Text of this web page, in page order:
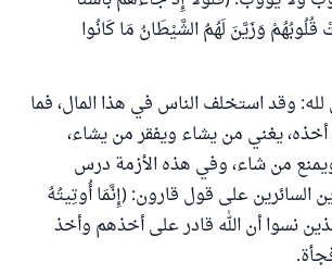
وَزَيَّنَ لَهُمُ الشَّيْطَانُ مَا كَانُوا
لله: وقد استخلف الناس في هذا المال، فما
يغني من يشاء ويفقر من يشاء،
من شاء، وفي هذه الأزمة درس
السائرين على قول قارون: (إِنَّمَا أُوتِيتُهُ
نسوا أن الله قادر على أخذهم وأخذ